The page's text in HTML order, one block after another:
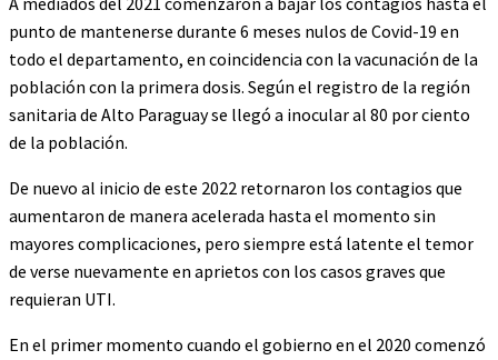
punto de mantenerse durante 6 meses nulos de Covid-19 en
todo el departamento, en coincidencia con la vacunación de la
población con la primera dosis. Según el registro de la región
sanitaria de Alto Paraguay se llegó a inocular al 80 por ciento
de la población.
De nuevo al inicio de este 2022 retornaron los contagios que
aumentaron de manera acelerada hasta el momento sin
mayores complicaciones, pero siempre está latente el temor
de verse nuevamente en aprietos con los casos graves que
requieran UTI.
En el primer momento cuando el gobierno en el 2020 comenzó